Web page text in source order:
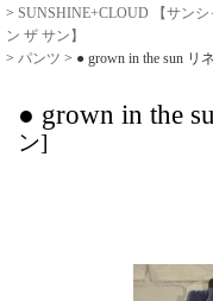
> SUNSHINE+CLOUD 【サンシ
ン ザ サン】
> パンツ > ● grown in the sun リ
● grown in the
ン]